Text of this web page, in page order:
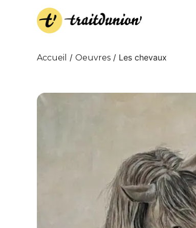
Accueil / Oeuvres / Les chevaux